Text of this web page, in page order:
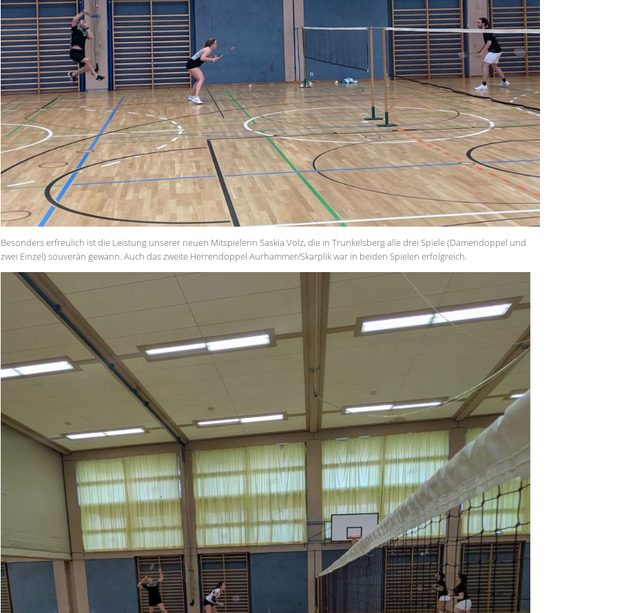
Besonders erfreulich ist die Leistung unserer neuen Mitspielerin Saskia Volz, die in Trunkelsberg alle drei Spiele (Damendoppel und
zwei Einzel) souverän gewann. Auch das zweite Herrendoppel Aurhammer/Skarplik war in beiden Spielen erfolgreich.